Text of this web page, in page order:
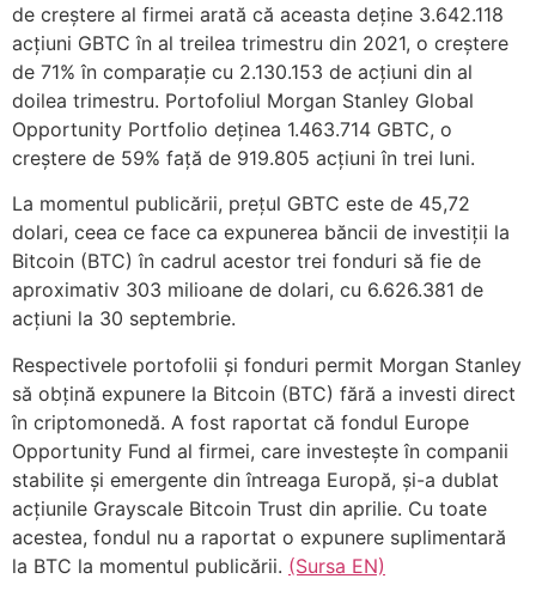
de creștere al firmei arată că aceasta deține 3.642.118
acțiuni GBTC în al treilea trimestru din 2021, o creștere
de 71% în comparație cu 2.130.153 de acțiuni din al
doilea trimestru. Portofoliul Morgan Stanley Global
Opportunity Portfolio deținea 1.463.714 GBTC, o
creștere de 59% față de 919.805 acțiuni în trei luni.
La momentul publicării, prețul GBTC este de 45,72
dolari, ceea ce face ca expunerea băncii de investiții la
Bitcoin (BTC) în cadrul acestor trei fonduri să fie de
aproximativ 303 milioane de dolari, cu 6.626.381 de
acțiuni la 30 septembrie.
Respectivele portofolii și fonduri permit Morgan Stanley
să obțină expunere la Bitcoin (BTC) fără a investi direct
în criptomonedă. A fost raportat că fondul Europe
Opportunity Fund al firmei, care investește în companii
stabilite și emergente din întreaga Europă, și-a dublat
acțiunile Grayscale Bitcoin Trust din aprilie. Cu toate
acestea, fondul nu a raportat o expunere suplimentară
la BTC la momentul publicării. (Sursa EN)